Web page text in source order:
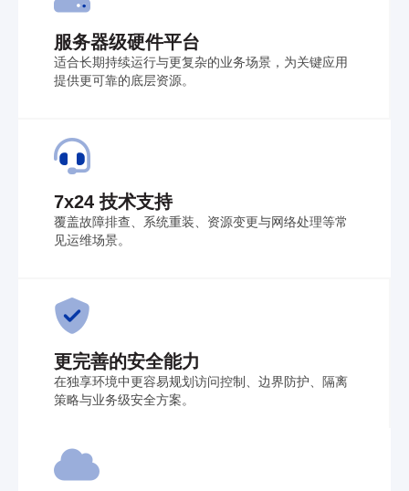
服务器级硬件平台
适合长期持续运行与更复杂的业务场景，为关键应用
提供更可靠的底层资源。
7x24 技术支持
覆盖故障排查、系统重装、资源变更与网络处理等常
见运维场景。
更完善的安全能力
在独享环境中更容易规划访问控制、边界防护、隔离
策略与业务级安全方案。